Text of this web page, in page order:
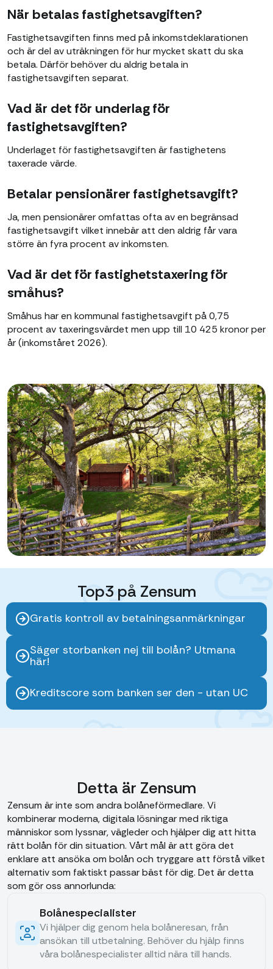
När betalas fastighetsavgiften?
Fastighetsavgiften finns med på inkomstdeklarationen
och är del av uträkningen för hur mycket skatt du ska
betala. Därför behöver du aldrig betala in
fastighetsavgiften separat.
Vad är det för underlag för
fastighetsavgiften?
Underlaget för fastighetsavgiften är fastighetens
taxerade värde.
Betalar pensionärer fastighetsavgift?
Ja, men pensionärer omfattas ofta av en begränsad
fastighetsavgift vilket innebär att den aldrig får vara
större än fyra procent av inkomsten.
Vad är det för fastighetstaxering för
småhus?
Småhus har en kommunal fastighetsavgift på 0,75
procent av taxeringsvärdet men upp till 10 425 kronor per
år (inkomståret 2026).
Top3 på Zensum
Gratis kontroll av betalningsanmärkningar
Säger storbanken nej till bolån? Utmana
här!
Kreditscore som banken ser den - utan UC
Detta är Zensum
Zensum är inte som andra bolåneförmedlare. Vi
kombinerar moderna, digitala lösningar med riktiga
människor som lyssnar, vägleder och hjälper dig att hitta
rätt bolån för din situation. Vårt mål är att göra det
enklare att ansöka om bolån och tryggare att förstå vilket
alternativ som faktiskt passar bäst för dig. Det är detta
som gör oss annorlunda:
Bolånespecialister
Vi hjälper dig genom hela bolåneresan, från
ansökan till utbetalning. Behöver du hjälp finns
våra bolånespecialister alltid nära till hands.